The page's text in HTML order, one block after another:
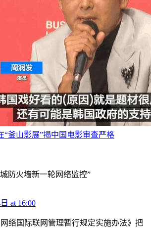
“釜山影展”揭中国电影审查严格
防火墙新一轮网络监控”
at 16:00
网络国际联网管理暂行规定实施办法》把